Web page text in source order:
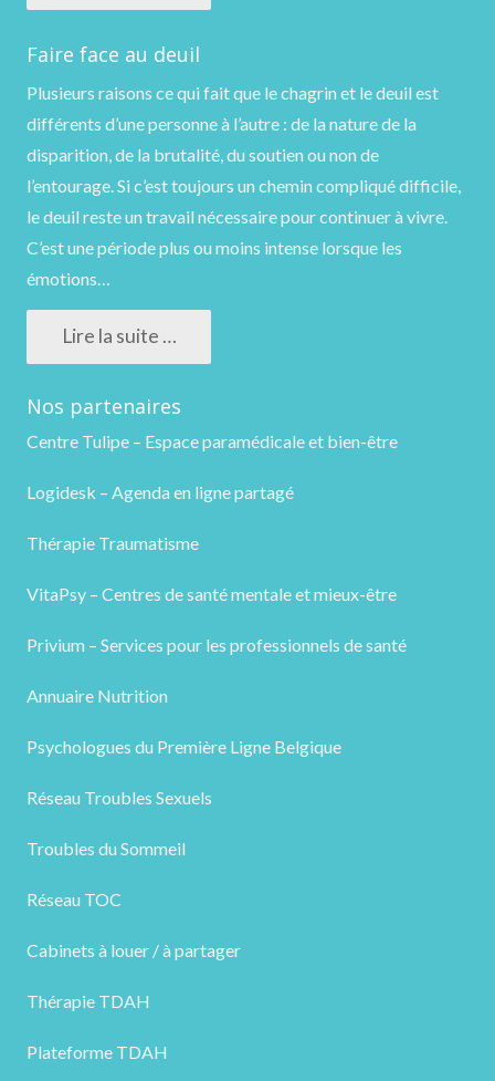
Faire face au deuil
Plusieurs raisons ce qui fait que le chagrin et le deuil est
différents d’une personne à l’autre : de la nature de la
disparition, de la brutalité, du soutien ou non de
l’entourage. Si c’est toujours un chemin compliqué difficile,
le deuil reste un travail nécessaire pour continuer à vivre.
C’est une période plus ou moins intense lorsque les
émotions…
Lire la suite …
Nos partenaires
Centre Tulipe – Espace paramédicale et bien-être
Logidesk – Agenda en ligne partagé
Thérapie Traumatisme
VitaPsy – Centres de santé mentale et mieux-être
Privium – Services pour les professionnels de santé
Annuaire Nutrition
Psychologues du Première Ligne Belgique
Réseau Troubles Sexuels
Troubles du Sommeil
Réseau TOC
Cabinets à louer / à partager
Thérapie TDAH
Plateforme TDAH